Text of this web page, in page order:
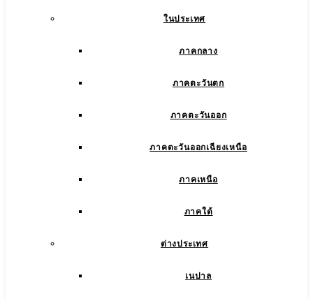
ในประเทศ
ภาคกลาง
ภาคตะวันตก
ภาคตะวันออก
ภาคตะวันออกเฉียงเหนือ
ภาคเหนือ
ภาคใต้
ต่างประเทศ
เนปาล